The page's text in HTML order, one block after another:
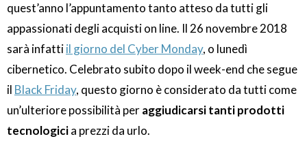
quest’anno l’appuntamento tanto atteso da tutti gli
appassionati degli acquisti on line. Il 26 novembre 2018
sarà infattiil giorno del Cyber Monday, o lunedì
cibernetico. Celebrato subito dopo il week-end che segue
il Black Friday, questo giorno è considerato da tutti come
un’ulteriore possibilità peraggiudicarsi tanti prodotti
tecnologicia prezzi da urlo.